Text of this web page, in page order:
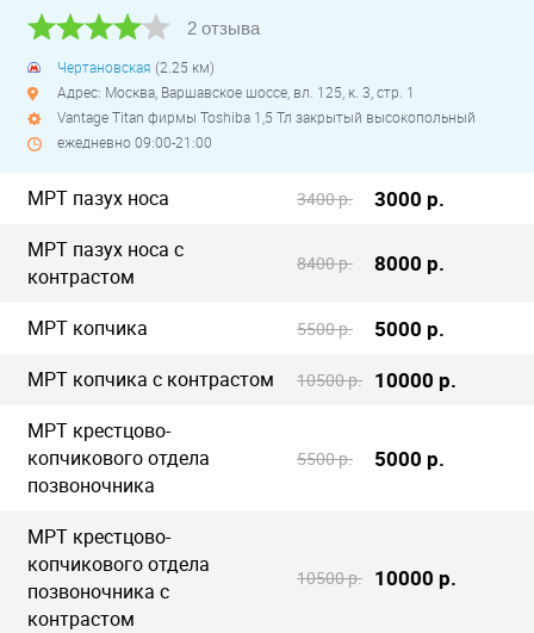
2 отзыва
Чертановская (2.25 км)
Адрес: Москва, Варшавское шоссе, вл. 125, к. 3, стр. 1
Vantage Titan фирмы Toshiba 1,5 Тл закрытый высокопольный
ежедневно 09:00-21:00
МРТ пазух носа 3400 р. 3000 р.
МРТ пазух носа с
контрастом
8400 р. 8000 р.
МРТ копчика 5500 р. 5000 р.
МРТ копчика с контрастом 10500 р. 10000 р.
МРТ крестцово-
копчикового отдела
позвоночника
5500 р. 5000 р.
МРТ крестцово-
копчикового отдела
позвоночника с
контрастом
10500 р. 10000 р.